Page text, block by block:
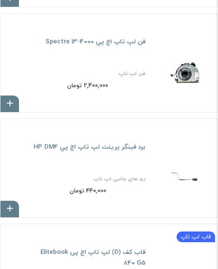
فن لپ تاپ اچ پي Spectre 13-4000
فن لپ تاپ
2,400,000 تومان
برد فينگر پرينت لپ تاپ اچ پي HP DM4
برد های جانبی لپ تاپ
440,000 تومان
قاب لپ تاپ
قاب کف (D) لپ تاپ اچ پی Elitebook
840 G5